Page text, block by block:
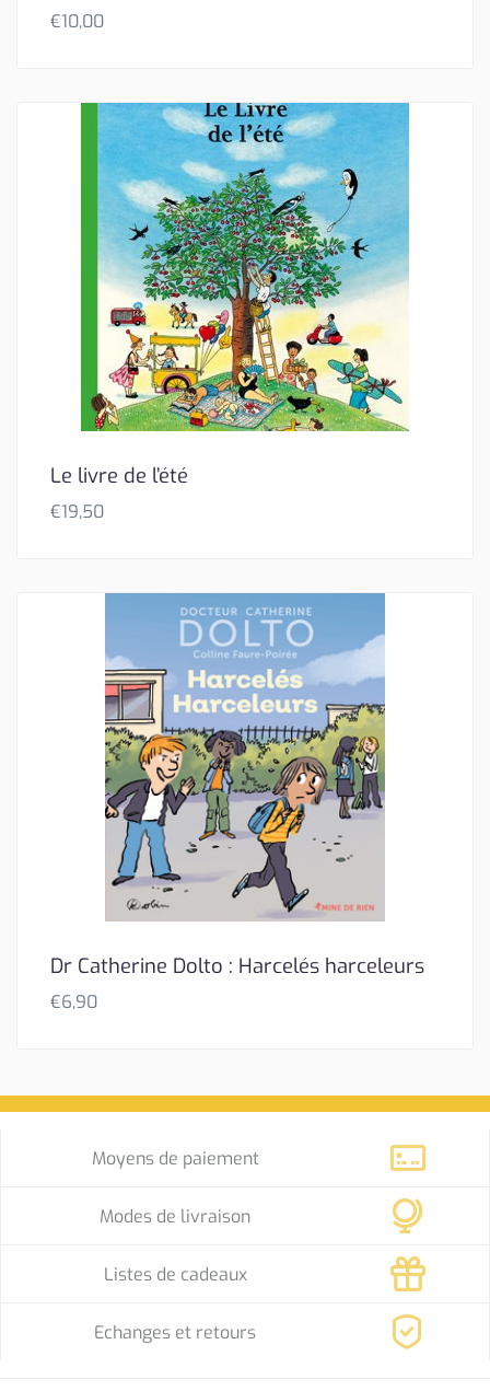
€10,00
Le livre de l’été
€19,50
Dr Catherine Dolto : Harcelés harceleurs
€6,90
Moyens de paiement
Modes de livraison
Listes de cadeaux
Echanges et retours